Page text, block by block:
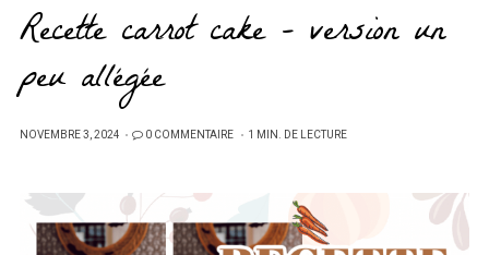
Recette carrot cake – version un
peu allégée
PUBLIÉ
NOVEMBRE 3, 2024 0 COMMENTAIRE 1 MIN. DE LECTURE